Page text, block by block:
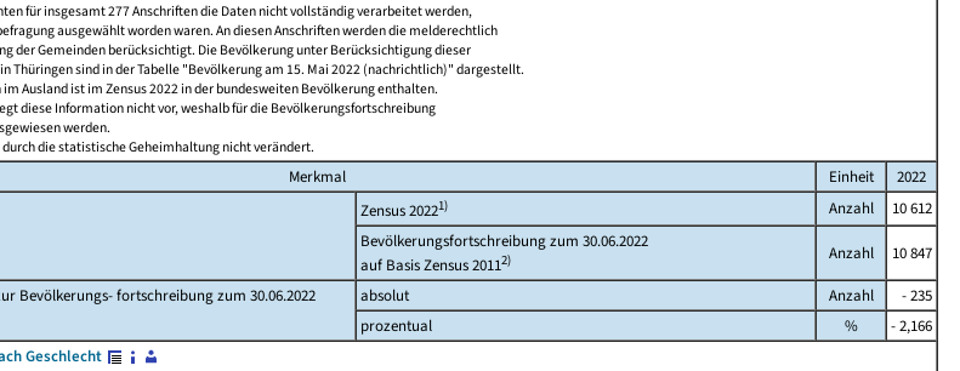
für insgesamt 277 Anschriften die Daten nicht vollständig verarbeitet werden,
ausgewählt worden waren. An diesen Anschriften werden die melderechtlich
der Gemeinden berücksichtigt. Die Bevölkerung unter Berücksichtigung dieser
Thüringen sind in der Tabelle "Bevölkerung am 15. Mai 2022 (nachrichtlich)" dargestellt.
Ausland ist im Zensus 2022 in der bundesweiten Bevölkerung enthalten.
diese Information nicht vor, weshalb für die Bevölkerungsfortschreibung
werden.
die statistische Geheimhaltung nicht verändert.
Merkmal Einheit
2022
Zensus 20221) Anzahl
10 612
Bevölkerungsfortschreibung zum 30.06.2022
auf Basis Zensus 20112) Anzahl 10 847
Bevölkerungs- fortschreibung zum 30.06.2022
absolut Anzahl
- 235
prozentual
%
- 2,166
Geschlecht